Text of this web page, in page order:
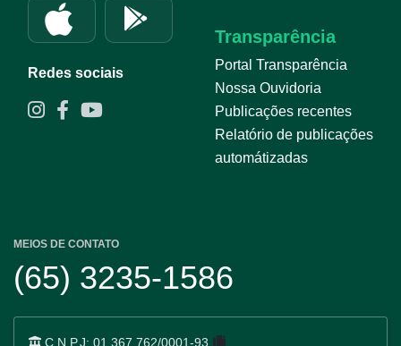
Redes sociais
Transparência
Portal Transparência
Nossa Ouvidoria
Publicações recentes
Relatório de publicações
automátizadas
MEIOS DE CONTATO
(65) 3235-1586
C.N.P.J: 01.367.762/0001-93